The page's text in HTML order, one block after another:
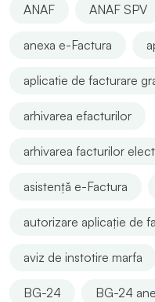
ANAF ANAF SPV
anexa e-Factura
aplicatie de facturare
arhivarea efacturilor
arhivarea facturilor
asistență e-Factura
autorizare aplicație de
aviz de instotire marfa
BG-24 BG-24